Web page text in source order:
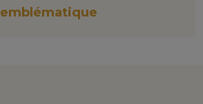
emblématique